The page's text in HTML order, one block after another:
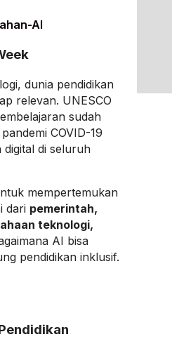
AI
dunia pendidikan
relevan. UNESCO
sudah
COVID-19
digital di seluruh
mempertemukan
dari pemerintah,
teknologi,
AI bisa
pendidikan inklusif.